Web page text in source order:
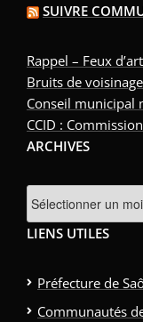
SUIVRE
Rappel – Feux
Bruits de
Conseil municipal
CCID :
ARCHIVES
LIENS UTILES
Préfecture de
Communautés